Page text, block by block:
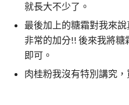
就長大不少了。
最後加上的糖霜對我來
非常的加分!! 後來我將
即可。
肉桂粉我沒有特別講究